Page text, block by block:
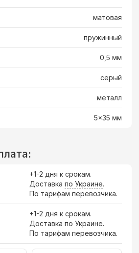
матовая
пружинный
0,5 мм
серый
металл
5x35 мм
+1-2 дня к срокам.
Доставка по Украине.
По тарифам перевозчика.
+1-2 дня к срокам.
Доставка по Украине.
По тарифам перевозчика.